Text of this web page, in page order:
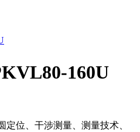
160U
位、干涉测量、测量技术、